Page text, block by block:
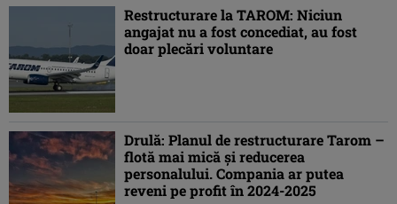
Restructurare la TAROM: Niciun
angajat nu a fost concediat, au fost
doar plecări voluntare
Drulă: Planul de restructurare Tarom –
flotă mai mică şi reducerea
personalului. Compania ar putea
reveni pe profit în 2024-2025